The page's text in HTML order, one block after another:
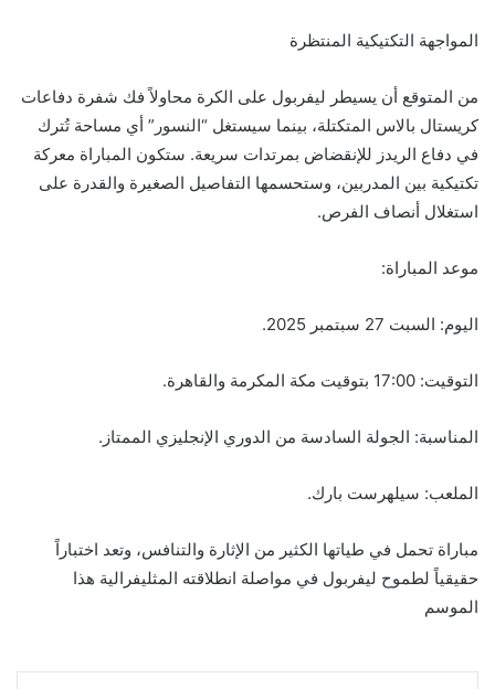
المواجهة التكتيكية المنتظرة
من المتوقع أن يسيطر ليفربول على الكرة محاولاً فك شفرة دفاعات
كريستال بالاس المتكتلة، بينما سيستغل “النسور” أي مساحة تُترك
في دفاع الريدز للإنقضاض بمرتدات سريعة. ستكون المباراة معركة
تكتيكية بين المدربين، وستحسمها التفاصيل الصغيرة والقدرة على
استغلال أنصاف الفرص.
موعد المباراة:
اليوم: السبت 27 سبتمبر 2025.
التوقيت: 17:00 بتوقيت مكة المكرمة والقاهرة.
المناسبة: الجولة السادسة من الدوري الإنجليزي الممتاز.
الملعب: سيلهرست بارك.
مباراة تحمل في طياتها الكثير من الإثارة والتنافس، وتعد اختباراً
حقيقياً لطموح ليفربول في مواصلة انطلاقته المثليفرالية هذا
الموسم